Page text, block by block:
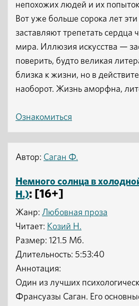
непохожих людей и их попыток
Вот уже больше сорока лет
заставляют трепетать сердца
мира. Иллюзия искусства —
поверить, будто великая
близка к жизни, но в
наоборот. Жизнь аморфна,
Ознакомиться
Автор: Саган Ф.
Немного солнца в
Н.): [16+]
Жанр: Любовная проза
Читает: Козий Н.
Размер: 121.5 Мб.
Длительность: 5:53:40
Аннотация:
Один из лучших
Франсуазы Саган. Его